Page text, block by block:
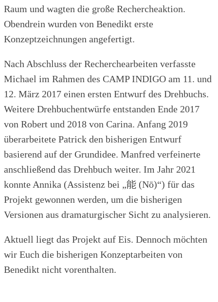
Raum und wagten die große Rechercheaktion.
Obendrein wurden von Benedikt erste
Konzeptzeichnungen angefertigt.
Nach Abschluss der Recherchearbeiten verfasste
Michael im Rahmen des CAMP INDIGO am 11. und
12. März 2017 einen ersten Entwurf des Drehbuchs.
Weitere Drehbuchentwürfe entstanden Ende 2017
von Robert und 2018 von Carina. Anfang 2019
überarbeitete Patrick den bisherigen Entwurf
basierend auf der Grundidee. Manfred verfeinerte
anschließend das Drehbuch weiter. Im Jahr 2021
konnte Annika (Assistenz bei „能 (Nō)“) für das
Projekt gewonnen werden, um die bisherigen
Versionen aus dramaturgischer Sicht zu analysieren.
Aktuell liegt das Projekt auf Eis. Dennoch möchten
wir Euch die bisherigen Konzeptarbeiten von
Benedikt nicht vorenthalten.